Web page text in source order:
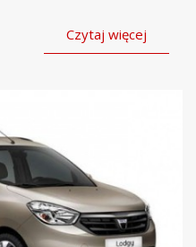
Czytaj więcej